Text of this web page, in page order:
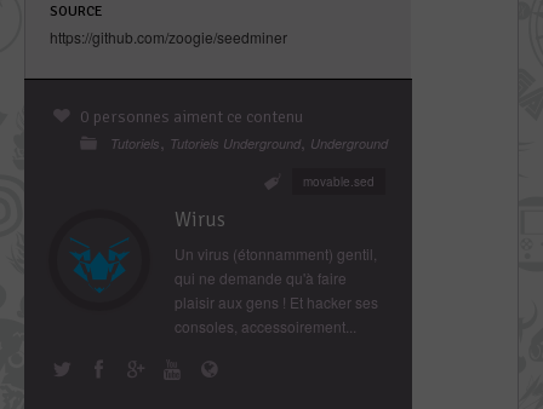
SOURCE
https://github.com/zoogie/seedminer
0 personnes aiment ce contenu
Tutoriels Tutoriels Underground Underground
movable.sed
Wirus
Un virus (étonnamment) gentil,
qui ne demande qu'à faire
plaisir aux gens ! Et hacker ses
consoles, accessoirement...